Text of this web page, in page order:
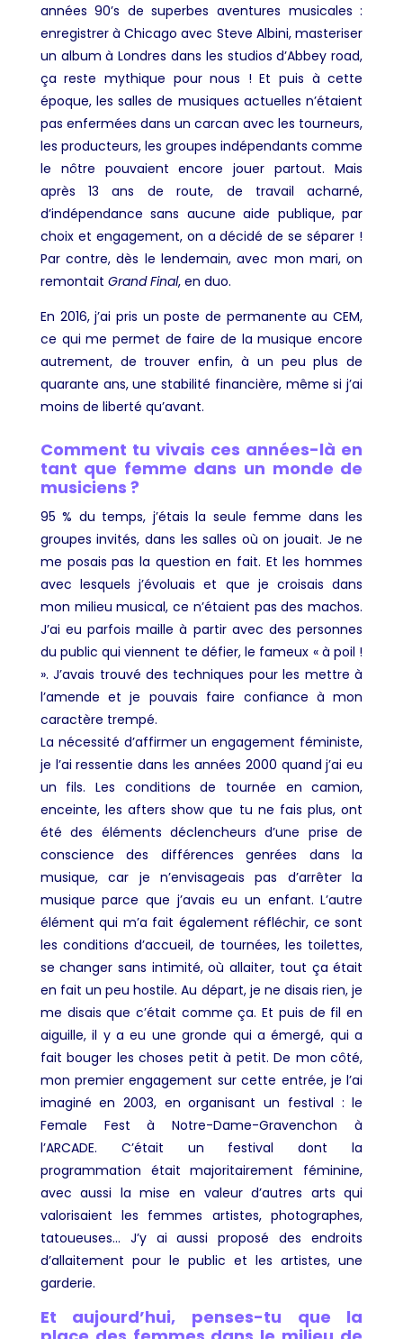
années 90’s de superbes aventures musicales :
enregistrer à Chicago avec Steve Albini, masteriser
un album à Londres dans les studios d’Abbey road,
ça reste mythique pour nous ! Et puis à cette
époque, les salles de musiques actuelles n’étaient
pas enfermées dans un carcan avec les tourneurs,
les producteurs, les groupes indépendants comme
le nôtre pouvaient encore jouer partout. Mais
après 13 ans de route, de travail acharné,
d’indépendance sans aucune aide publique, par
choix et engagement, on a décidé de se séparer !
Par contre, dès le lendemain, avec mon mari, on
remontait Grand Final, en duo.
En 2016, j’ai pris un poste de permanente au CEM,
ce qui me permet de faire de la musique encore
autrement, de trouver enfin, à un peu plus de
quarante ans, une stabilité financière, même si j’ai
moins de liberté qu’avant.
Comment tu vivais ces années-là en
tant que femme dans un monde de
musiciens ?
95 % du temps, j’étais la seule femme dans les
groupes invités, dans les salles où on jouait. Je ne
me posais pas la question en fait. Et les hommes
avec lesquels j’évoluais et que je croisais dans
mon milieu musical, ce n’étaient pas des machos.
J’ai eu parfois maille à partir avec des personnes
du public qui viennent te défier, le fameux « à poil !
». J’avais trouvé des techniques pour les mettre à
l’amende et je pouvais faire confiance à mon
caractère trempé.
La nécessité d’affirmer un engagement féministe,
je l’ai ressentie dans les années 2000 quand j’ai eu
un fils. Les conditions de tournée en camion,
enceinte, les afters show que tu ne fais plus, ont
été des éléments déclencheurs d’une prise de
conscience des différences genrées dans la
musique, car je n’envisageais pas d’arrêter la
musique parce que j’avais eu un enfant. L’autre
élément qui m’a fait également réfléchir, ce sont
les conditions d’accueil, de tournées, les toilettes,
se changer sans intimité, où allaiter, tout ça était
en fait un peu hostile. Au départ, je ne disais rien, je
me disais que c’était comme ça. Et puis de fil en
aiguille, il y a eu une gronde qui a émergé, qui a
fait bouger les choses petit à petit. De mon côté,
mon premier engagement sur cette entrée, je l’ai
imaginé en 2003, en organisant un festival : le
Female Fest à Notre-Dame-Gravenchon à
l’ARCADE. C’était un festival dont la
programmation était majoritairement féminine,
avec aussi la mise en valeur d’autres arts qui
valorisaient les femmes artistes, photographes,
tatoueuses… J’y ai aussi proposé des endroits
d’allaitement pour le public et les artistes, une
garderie.
Et aujourd’hui, penses-tu que la